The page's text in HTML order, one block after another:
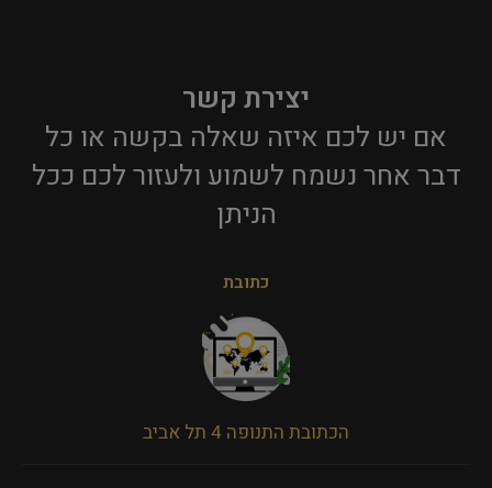
יצירת קשר
אם יש לכם איזה שאלה בקשה או כל
דבר אחר נשמח לשמוע ולעזור לכם ככל
הניתן​
כתובת
הכתובת התנופה 4 תל אביב